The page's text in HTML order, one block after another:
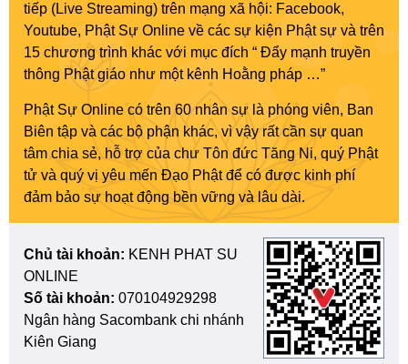
tiếp (Live Streaming) trên mạng xã hội: Facebook,
Youtube, Phật Sự Online về các sự kiện Phật sự và trên
15 chương trình khác với mục đích “ Đẩy mạnh truyền
thông Phật giáo như một kênh Hoằng pháp …”
Phật Sự Online có trên 60 nhân sự là phóng viên, Ban
Biên tập và các bộ phận khác, vì vậy rất cần sự quan
tâm chia sẻ, hỗ trợ của chư Tôn đức Tăng Ni, quý Phật
tử và quý vị yêu mến Đạo Phật để có được kinh phí
đảm bảo sự hoạt động bền vững và lâu dài.
Chủ tài khoản: KENH PHAT SU
ONLINE
Số tài khoản: 070104929298
Ngân hàng Sacombank chi nhánh
Kiên Giang